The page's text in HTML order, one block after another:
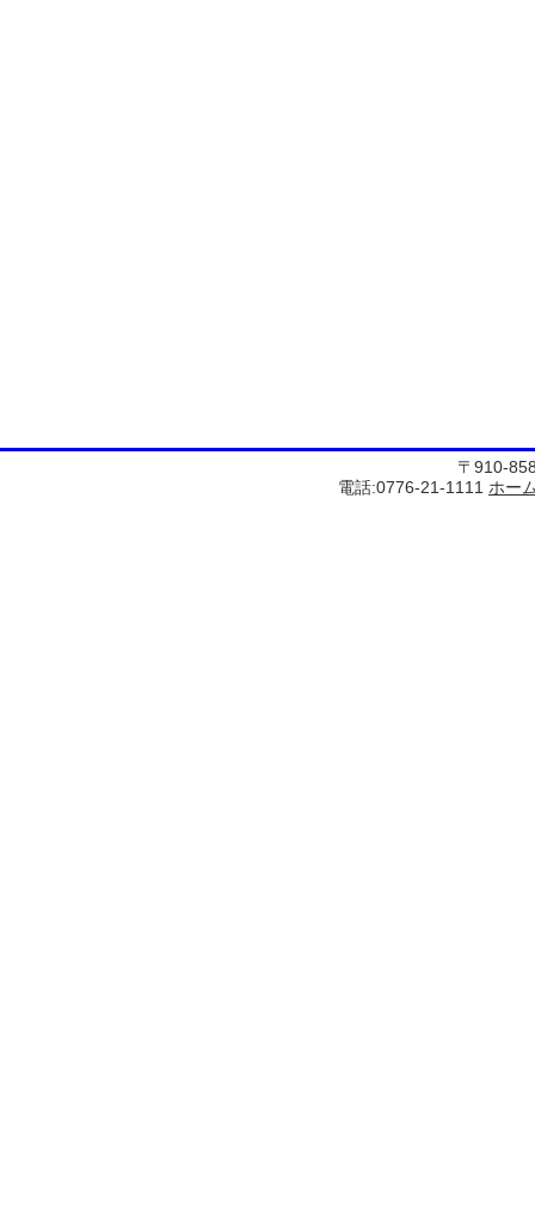
〒910-
電話:0776-21-1111 ホー